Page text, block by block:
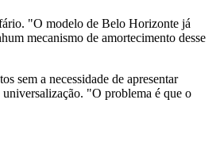
"O modelo de Belo Horizonte já
mecanismo de amortecimento desse
sem a necessidade de apresentar
universalização. "O problema é que o